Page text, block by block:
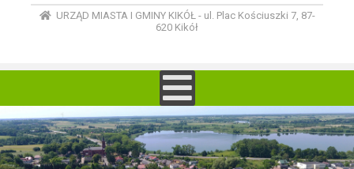
URZĄD MIASTA I GMINY KIKÓŁ - ul. Plac Kościuszki 7, 87-
620 Kikół